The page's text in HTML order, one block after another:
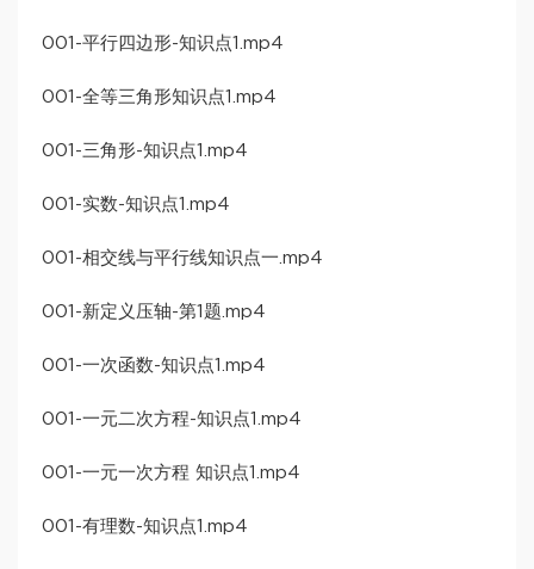
001-平行四边形-知识点1.mp4
001-全等三角形知识点1.mp4
001-三角形-知识点1.mp4
001-实数-知识点1.mp4
001-相交线与平行线知识点一.mp4
001-新定义压轴-第1题.mp4
001-一次函数-知识点1.mp4
001-一元二次方程-知识点1.mp4
001-一元一次方程 知识点1.mp4
001-有理数-知识点1.mp4